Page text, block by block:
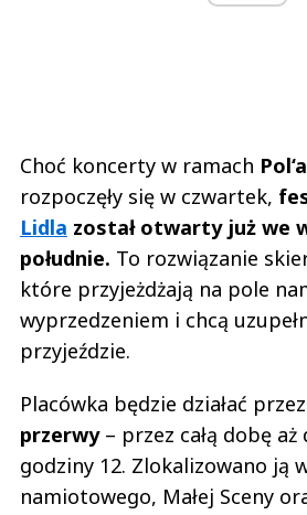
Choć koncerty w ramach
rozpoczęły się w czwartek,
Lidla został otwarty już we
południe. To rozwiązanie
które przyjeżdżają na pole
wyprzedzeniem i chcą
przyjeździe.
Placówka będzie działać przez
przerwy– przez całą dobę
godziny 12. Zlokalizowano ją
namiotowego, Małej Sceny